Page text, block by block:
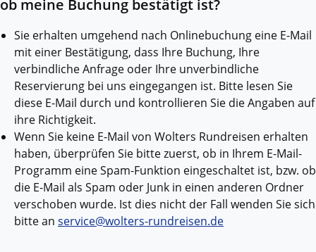
ob meine Buchung bestätigt ist?
Sie erhalten umgehend nach Onlinebuchung eine E-Mail
mit einer Bestätigung, dass Ihre Buchung, Ihre
verbindliche Anfrage oder Ihre unverbindliche
Reservierung bei uns eingegangen ist. Bitte lesen Sie
diese E-Mail durch und kontrollieren Sie die Angaben auf
ihre Richtigkeit.
Wenn Sie keine E-Mail von Wolters Rundreisen erhalten
haben, überprüfen Sie bitte zuerst, ob in Ihrem E-Mail-
Programm eine Spam-Funktion eingeschaltet ist, bzw. ob
die E-Mail als Spam oder Junk in einen anderen Ordner
verschoben wurde. Ist dies nicht der Fall wenden Sie sich
bitte an service@wolters-rundreisen.de